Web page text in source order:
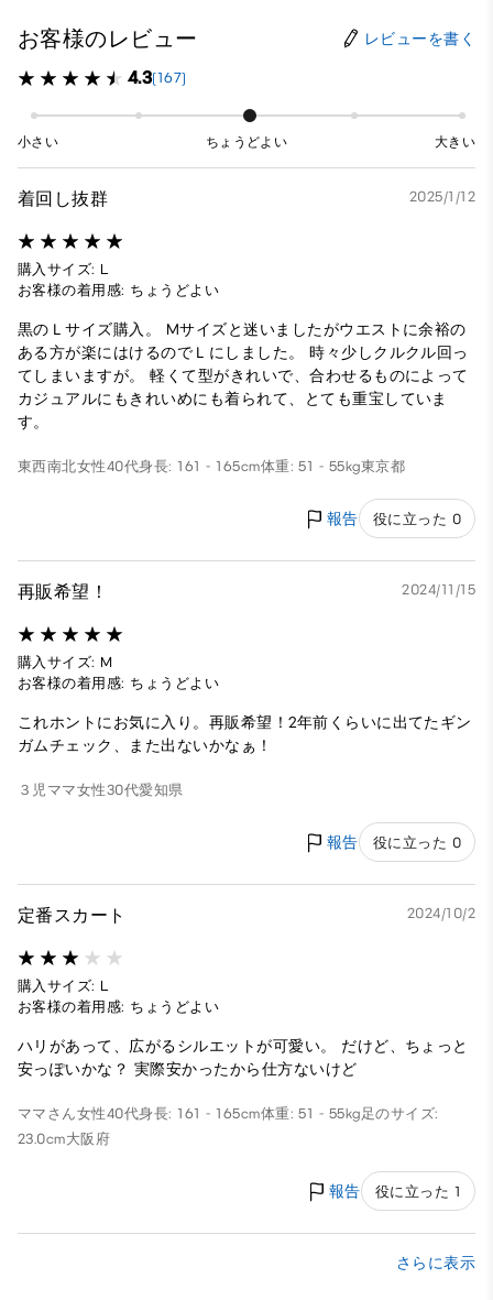
お客様のレビュー レビューを書く
4.3(167)
小さい ちょうどよい 大きい
着回し抜群 2025/1/12
購入サイズ: L
お客様の着用感: ちょうどよい
黒のＬサイズ購入。 Mサイズと迷いましたがウエストに余裕の
ある方が楽にはけるのでＬにしました。 時々少しクルクル回っ
てしまいますが。 軽くて型がきれいで、合わせるものによって
カジュアルにもきれいめにも着られて、とても重宝していま
す。
東西南北女性40代身長: 161 - 165cm体重: 51 - 55kg東京都
報告 役に立った 0
再販希望！ 2024/11/15
購入サイズ: M
お客様の着用感: ちょうどよい
これホントにお気に入り。再販希望！2年前くらいに出てたギン
ガムチェック、また出ないかなぁ！
３児ママ女性30代愛知県
報告 役に立った 0
定番スカート 2024/10/2
購入サイズ: L
お客様の着用感: ちょうどよい
ハリがあって、広がるシルエットが可愛い。 だけど、ちょっと
安っぽいかな？ 実際安かったから仕方ないけど
ママさん女性40代身長: 161 - 165cm体重: 51 - 55kg足のサイズ:
23.0cm大阪府
報告 役に立った 1
さらに表示